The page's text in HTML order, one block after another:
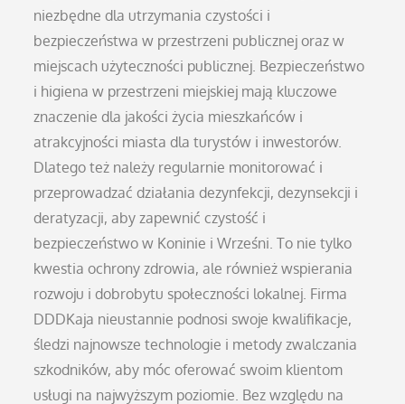
niezbędne dla utrzymania czystości i
bezpieczeństwa w przestrzeni publicznej oraz w
miejscach użyteczności publicznej. Bezpieczeństwo
i higiena w przestrzeni miejskiej mają kluczowe
znaczenie dla jakości życia mieszkańców i
atrakcyjności miasta dla turystów i inwestorów.
Dlatego też należy regularnie monitorować i
przeprowadzać działania dezynfekcji, dezynsekcji i
deratyzacji, aby zapewnić czystość i
bezpieczeństwo w Koninie i Wrześni. To nie tylko
kwestia ochrony zdrowia, ale również wspierania
rozwoju i dobrobytu społeczności lokalnej. Firma
DDDKaja nieustannie podnosi swoje kwalifikacje,
śledzi najnowsze technologie i metody zwalczania
szkodników, aby móc oferować swoim klientom
usługi na najwyższym poziomie. Bez względu na